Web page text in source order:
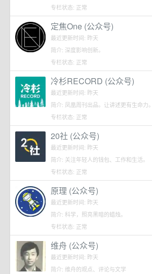
专栏状态: 正常
定焦One (公众号)
最近更新时间: 昨天
简介: 深度影响创新。
专栏状态: 正常
冷杉RECORD (公众号)
最近更新时间: 昨天
简介: 凤凰周刊出品。让讲述更有生命力。
专栏状态: 正常
20社 (公众号)
最近更新时间: 昨天
简介: 关注年轻人的钱包、工作和生活。
专栏状态: 正常
原理 (公众号)
最近更新时间: 昨天
简介: 科学，照亮黑暗的蜡烛。
专栏状态: 正常
维舟 (公众号)
最近更新时间: 昨天
简介: 维舟的观点、评论与文学